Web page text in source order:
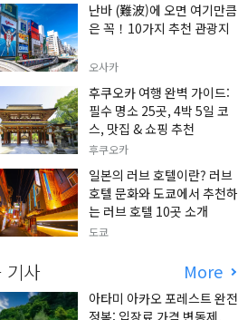
난바 (難波)에 오면 여기만큼
은 꼭！10가지 추천 관광지
오사카
후쿠오카 여행 완벽 가이드:
필수 명소 25곳, 4박 5일 코
스, 맛집 & 쇼핑 추천
후쿠오카
일본의 러브 호텔이란? 러브
호텔 문화와 도쿄에서 추천하
는 러브 호텔 10곳 소개
도쿄
기사 More
아타미 아카오 포레스트 완전
정복: 입장료 가격 변동제,